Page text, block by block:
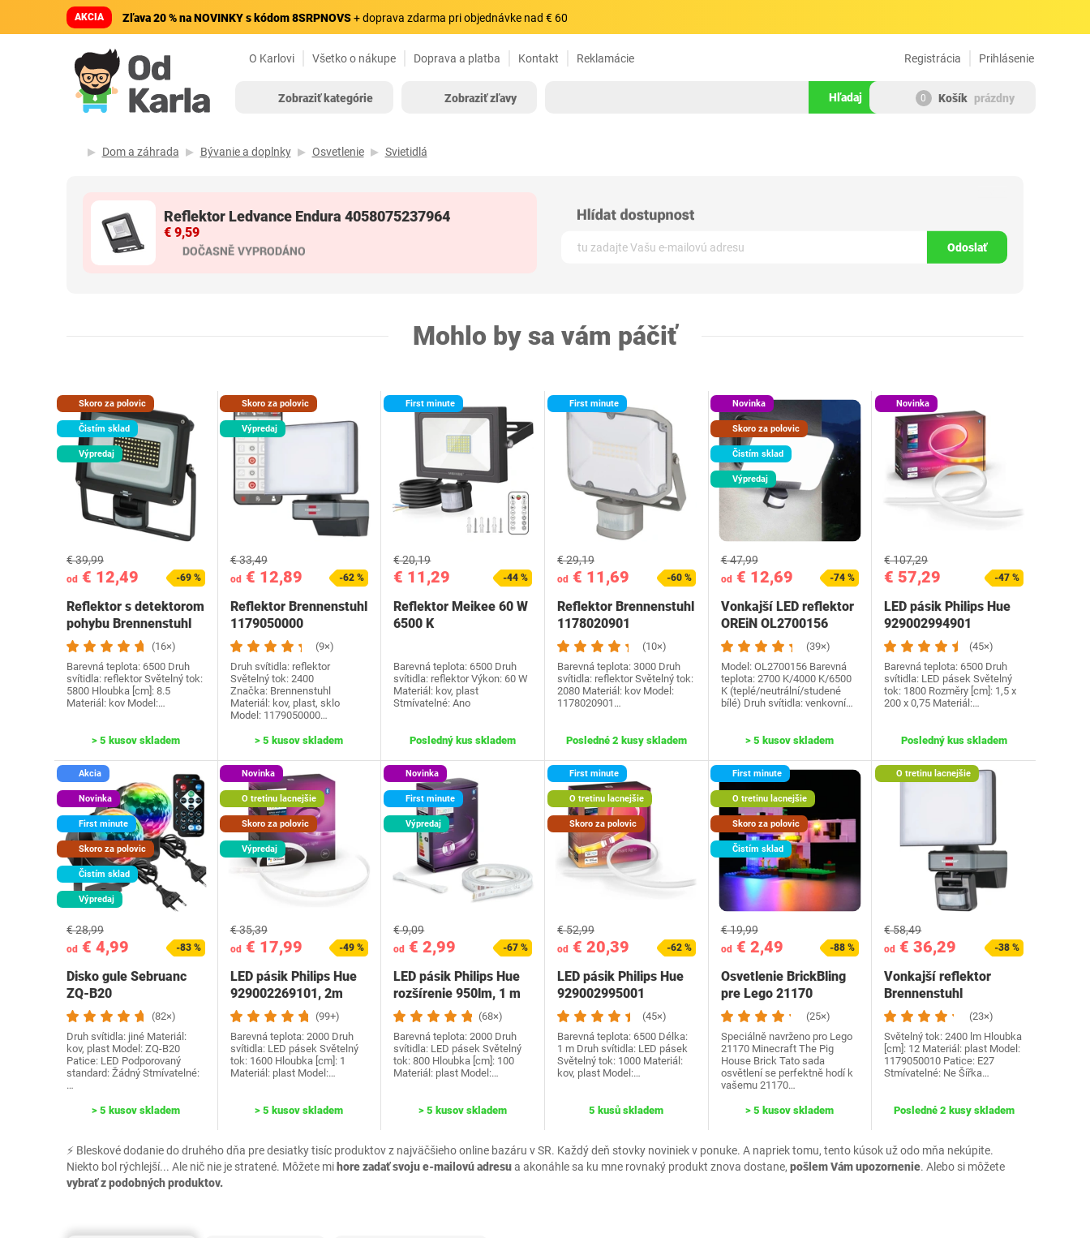
AKCIA Zľava 20 % na NOVINKY s kódom 8SRPNOVS+ doprava zdarma pri objednávke nad € 60
O Karlovi Všetko o nákupe Doprava a platba Kontakt Reklamácie Prihlásenie
Registrácia
Zobraziť kategórie Zobraziť zľavy Hľadaj 0 Košík prázdny
Dom a záhrada Bývanie a doplnky Osvetlenie Svietidlá
Reflektor Ledvance Endura 4058075237964
⚡ Bleskové dodanie do druhého dňa pre desiatky tisíc produktov z najväčšieho online bazáru v SR. Každý deň stovky noviniek v ponuke. A napriek tomu, tento kúsok už odo mňa nekúpite.
Niekto bol rýchlejší... Ale nič nie je stratené. Môžete mihore zadať svoju e-mailovú adresua akonáhle sa ku mne rovnaký produkt znova dostane, pošlem Vám upozornenie. Alebo si môžete
vybrať z podobných produktov.
€ 9,59
Odoslať
Mohlo by sa vám páčiť
Skoro za polovic
Čistím sklad
Výpredaj
od € 12,49
€ 39,99
-69 %
Reflektor s detektorom
pohybu Brennenstuhl
(16×)
Barevná teplota: 6500 Druh
svítidla: reflektor Světelný tok:
5800 Hloubka [cm]: 8.5
Materiál: kov Model:…
> 5 kusov skladem
Skoro za polovic
Výpredaj
od€ 12,89
€ 33,49
-62 %
Reflektor Brennenstuhl
1179050000
(9×)
Druh svítidla: reflektor
Světelný tok: 2400
Značka: Brennenstuhl
Materiál: kov, plast, sklo
Model: 1179050000…
> 5 kusov skladem
First minute
€ 11,29
€ 20,19
-44 %
Reflektor Meikee 60 W
6500 K
Barevná teplota: 6500 Druh
svítidla: reflektor Výkon: 60 W
Materiál: kov, plast
Stmívatelné: Ano
Posledný kus skladem
First minute
od€ 11,69
€ 29,19
-60 %
Reflektor Brennenstuhl
‎1178020901
(10×)
Barevná teplota: 3000 Druh
svítidla: reflektor Světelný tok:
2080 Materiál: kov Model:
‎1178020901…
Posledné 2 kusy skladem
Novinka
Skoro za polovic
Čistím sklad
Výpredaj
od€ 12,69
€ 47,99
-74 %
Vonkajší LED reflektor
OREiN OL2700156
(39×)
Model: OL2700156 Barevná
teplota: 2700 K/4000 K/6500
K (teplé/neutrální/studené
bílé) Druh svítidla: venkovní…
> 5 kusov skladem
Novinka
€ 57,29
€ 107,29
-47 %
LED pásik Philips Hue
929002994901
(45×)
Barevná teplota: 6500 Druh
svítidla: LED pásek Světelný
tok: 1800 Rozměry [cm]: 1,5 x
200 x 0,75 Materiál:…
Posledný kus skladem
Akcia
Novinka
First minute
Skoro za polovic
Čistím sklad
Výpredaj
od € 4,99
€ 28,99
-83 %
Disko gule Sebruanc
ZQ-B20
(82×)
Druh svítidla: jiné Materiál:
kov, plast Model: ZQ-B20
Patice: LED Podporovaný
standard: Žádný Stmívatelné:
…
> 5 kusov skladem
Novinka
O tretinu lacnejšie
Skoro za polovic
Výpredaj
od€ 17,99
€ 35,39
-49 %
LED pásik Philips Hue
929002269101, 2m
(99+)
Barevná teplota: 2000 Druh
svítidla: LED pásek Světelný
tok: ‎1600 Hloubka [cm]: 1
Materiál: plast Model:…
> 5 kusov skladem
Novinka
First minute
Výpredaj
od € 2,99
€ 9,09
-67 %
LED pásik Philips Hue
rozšírenie 950lm, 1 m
(68×)
Barevná teplota: 2000 Druh
svítidla: LED pásek Světelný
tok: 800 Hloubka [cm]: 100
Materiál: plast Model:…
> 5 kusov skladem
First minute
O tretinu lacnejšie
Skoro za polovic
od€ 20,39
€ 52,99
-62 %
LED pásik Philips Hue
929002995001
(45×)
Barevná teplota: 6500 Délka:
1 m Druh svítidla: LED pásek
Světelný tok: 1000 Materiál:
kov, plast Model:…
5 kusů skladem
First minute
O tretinu lacnejšie
Skoro za polovic
Čistím sklad
od€ 2,49
€ 19,99
-88 %
Osvetlenie BrickBling
pre Lego 21170
(25×)
Speciálně navrženo pro Lego
21170 Minecraft The Pig
House Brick Tato sada
osvětlení se perfektně hodí k
vašemu 21170…
> 5 kusov skladem
O tretinu lacnejšie
od € 36,29
€ 58,49
-38 %
Vonkajší reflektor
Brennenstuhl
‎1179050010
(23×)
Světelný tok: 2400 lm Hloubka
[cm]: 12 Materiál: plast Model:
1179050010 Patice: E27
Stmívatelné: Ne Šířka…
Posledné 2 kusy skladem